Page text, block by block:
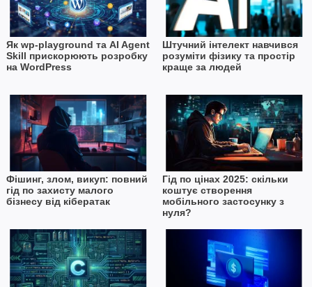
Як wp-playground та AI Agent
Skill прискорюють розробку
на WordPress
Штучний інтелект навчився
розуміти фізику та простір
краще за людей
Фішинг, злом, викуп: повний
гід по захисту малого
бізнесу від кібератак
Гід по цінах 2025: скільки
коштує створення
мобільного застосунку з
нуля?